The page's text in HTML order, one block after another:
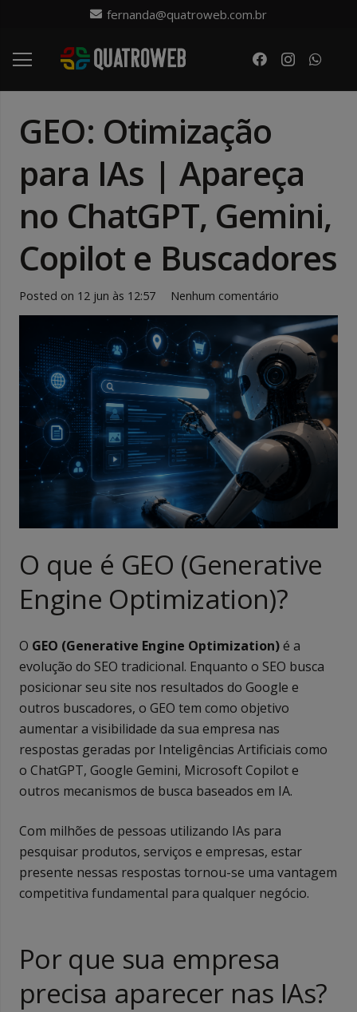
fernanda@quatroweb.com.br
GEO: Otimização
para IAs | Apareça
no ChatGPT, Gemini,
Copilot e Buscadores
Posted on 12 jun às 12:57 Nenhum comentário
O que é GEO (Generative
Engine Optimization)?
O GEO (Generative Engine Optimization)é a
evolução do SEO tradicional. Enquanto o SEO busca
posicionar seu site nos resultados do Google e
outros buscadores, o GEO tem como objetivo
aumentar a visibilidade da sua empresa nas
respostas geradas por Inteligências Artificiais como
o ChatGPT, Google Gemini, Microsoft Copilot e
outros mecanismos de busca baseados em IA.
Com milhões de pessoas utilizando IAs para
pesquisar produtos, serviços e empresas, estar
presente nessas respostas tornou-se uma vantagem
competitiva fundamental para qualquer negócio.
Por que sua empresa
precisa aparecer nas IAs?